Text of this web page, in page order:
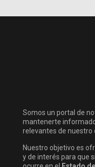
Somos un portal de
mantenerte
relevantes de nuestro
Nuestro objetivo es
y de interés para que